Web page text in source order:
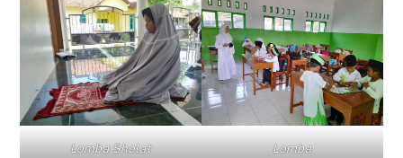
Lomba Sholat Lomba